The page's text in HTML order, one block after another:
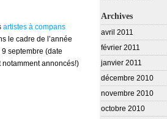
artistes à compans
le cadre de l’année
septembre (date
notamment annoncés!)
Archives
avril 2011
février 2011
janvier 2011
décembre 2010
novembre 2010
octobre 2010